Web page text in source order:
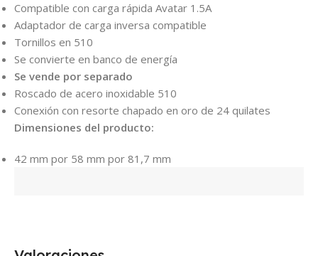
Compatible con carga rápida Avatar 1.5A
Adaptador de carga inversa compatible
Tornillos en 510
Se convierte en banco de energía
Se vende por separado
Roscado de acero inoxidable 510
Conexión con resorte chapado en oro de 24 quilates
Dimensiones del producto:
42 mm por 58 mm por 81,7 mm